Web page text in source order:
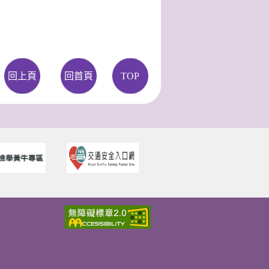
回上頁 回首頁 TOP